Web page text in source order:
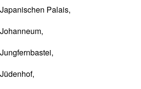
Japanischen Palais,
Johanneum,
Jungfernbastei,
Jüdenhof,